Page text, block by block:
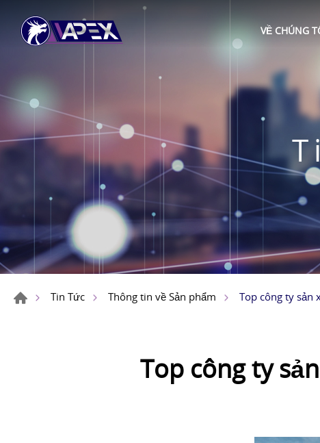
VỀ CHÚNG
Tin Tức Thông tin về Sản phẩm Top công ty sản
Top công ty